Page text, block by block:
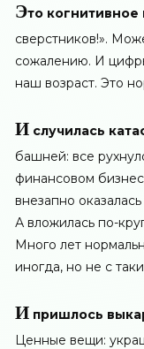
Это
сверстников!».
сожалению. И
наш возраст. Это
И случилась
башней: все
финансовом
внезапно
А вложилась по-
Много лет
иногда, но не с
И пришлось
Ценные вещи: